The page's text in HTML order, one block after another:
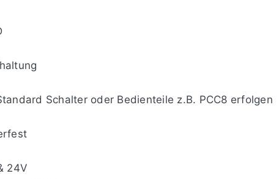
Schalter oder Bedienteile z.B. PCC8 erfolgen
24V